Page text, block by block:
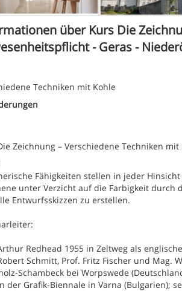
über Kurs Die
- Geras -
Techniken mit Kohle
Zeichnung – Verschiedene Techniken mit
Fähigkeiten stellen in jeder
unter Verzicht auf die Farbigkeit durch
Entwurfsskizzen zu erstellen.
Redhead 1955 in Zeltweg als
Schmitt, Prof. Fritz Fischer und Mag.
Schambeck bei Worpswede
der Grafik-Biennale in Varna (Bulgarien);